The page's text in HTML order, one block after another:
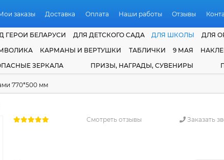
заказы Доставка Оплата Наши работы Отзывы
ГЕРОИ БЕЛАРУСИ ДЛЯ ДЕТСКОГО САДА ДЛЯ ШКОЛЫ ДЛЯ
КАРМАНЫ И ВЕРТУШКИ ТАБЛИЧКИ 9 МАЯ
ЗЕРКАЛА ПРИЗЫ, НАГРАДЫ, СУВЕНИРЫ
770*500 мм
Смотреть отзывы Заказать